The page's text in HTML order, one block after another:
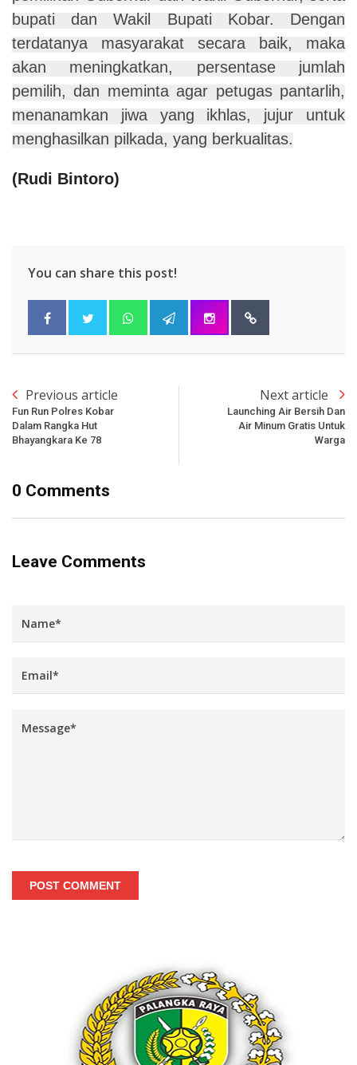
bupati dan Wakil Bupati Kobar. Dengan
terdatanya masyarakat secara baik, maka
akan meningkatkan, persentase jumlah
pemilih, dan meminta agar petugas pantarlih,
menanamkan jiwa yang ikhlas, jujur untuk
menghasilkan pilkada, yang berkualitas.
(Rudi Bintoro)
You can share this post!
Previous article
Fun Run Polres Kobar
Dalam Rangka Hut
Bhayangkara Ke 78
Next article
Launching Air Bersih Dan
Air Minum Gratis Untuk
Warga
0 Comments
Leave Comments
POST COMMENT